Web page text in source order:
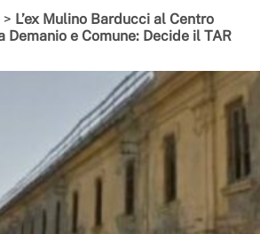
> L’ex Mulino Barducci al Centro
Demanio e Comune: Decide il TAR